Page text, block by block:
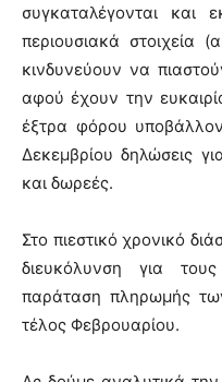
συγκαταλέγονται και
περιουσιακά στοιχεία
κινδυνεύουν να
αφού έχουν την
έξτρα φόρου
Δεκεμβρίου δηλώσεις
και δωρεές.
Στο πιεστικό χρονικό
διευκόλυνση για
παράταση πληρωμής
τέλος Φεβρουαρίου.